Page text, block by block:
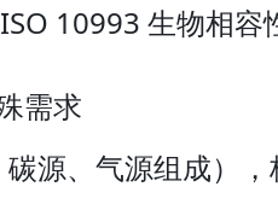
10993 生物相容
需求
源、气源组成）